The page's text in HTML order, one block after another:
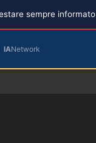
sempre informato
IANetwork